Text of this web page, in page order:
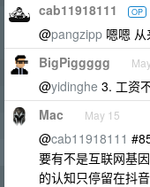
cab11918111 OP
@pangzipp 嗯嗯 从
BigPiggggg
@yidinghe 3. 工资
Mac May 15
@cab11918111
要有不是互联网基
的认知只停留在抖